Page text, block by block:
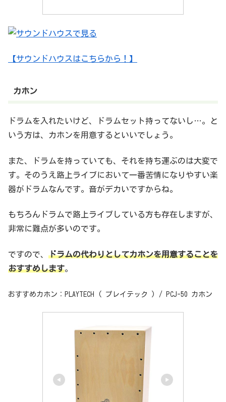
【サウンドハウスはこちらから！】
カホン
ドラムを入れたいけど、ドラムセット持ってないし…。と
いう方は、カホンを用意するといいでしょう。
また、ドラムを持っていても、それを持ち運ぶのは大変で
す。そのうえ路上ライブにおいて一番苦情になりやすい楽
器がドラムなんです。音がデカいですからね。
もちろんドラムで路上ライブしている方も存在しますが、
非常に難点が多いのです。
ですので、 ドラムの代わりとしてカホンを用意することを
おすすめします。
おすすめカホン：PLAYTECH ( プレイテック ) / PCJ-50 カホン